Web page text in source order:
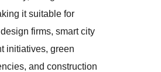
it suitable for
firms, smart city
initiatives, green
and construction